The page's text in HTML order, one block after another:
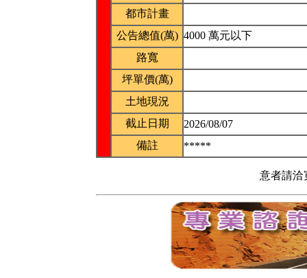
都市計畫
公告總值(萬) 4000 萬元以下
路寬
坪單價(萬)
土地現況
截止日期
2026/08/07
備註
*****
意者請洽